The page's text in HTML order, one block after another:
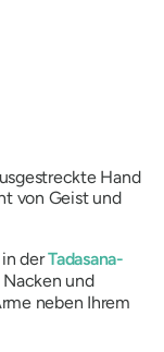
Hand
von Geist und
in derTadasana-
und
neben Ihrem